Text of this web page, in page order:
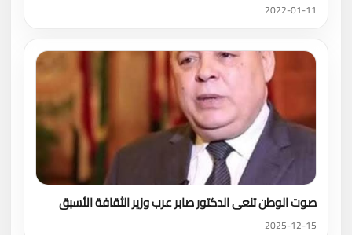
2022-01-11
صوت الوطن تنعى الدكتور صابر عرب وزير الثقافة الأسبق
2025-12-15